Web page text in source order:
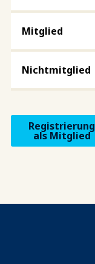
Registrierung
als Mitglied